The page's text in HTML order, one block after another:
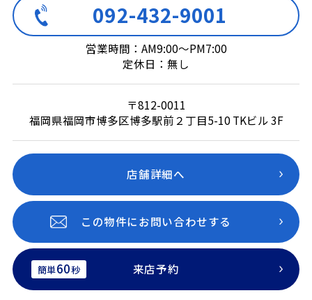
092-432-9001
営業時間：AM9:00～PM7:00
定休日：無し
〒812-0011
福岡県福岡市博多区博多駅前２丁目5-10 TKビル 3F
店舗詳細へ
この物件にお問い合わせする
簡単60秒 来店予約